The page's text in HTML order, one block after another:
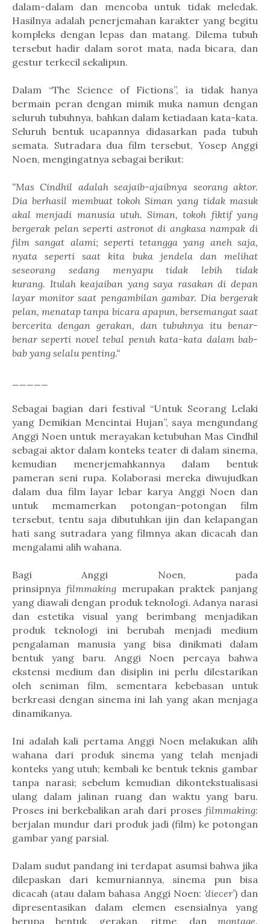
dalam-dalam dan mencoba untuk tidak meledak.
Hasilnya adalah penerjemahan karakter yang begitu
kompleks dengan lepas dan matang. Dilema tubuh
tersebut hadir dalam sorot mata, nada bicara, dan
gestur terkecil sekalipun.
Dalam “The Science of Fictions”, ia tidak hanya
bermain peran dengan mimik muka namun dengan
seluruh tubuhnya, bahkan dalam ketiadaan kata-kata.
Seluruh bentuk ucapannya didasarkan pada tubuh
semata. Sutradara dua film tersebut, Yosep Anggi
Noen, mengingatnya sebagai berikut:
“Mas Cindhil adalah seajaib-ajaibnya seorang aktor.
Dia berhasil membuat tokoh Siman yang tidak masuk
akal menjadi manusia utuh. Siman, tokoh fiktif yang
bergerak pelan seperti astronot di angkasa nampak di
film sangat alami; seperti tetangga yang aneh saja,
nyata seperti saat kita buka jendela dan melihat
seseorang sedang menyapu tidak lebih tidak
kurang. Itulah keajaiban yang saya rasakan di depan
layar monitor saat pengambilan gambar. Dia bergerak
pelan, menatap tanpa bicara apapun, bersemangat saat
bercerita dengan gerakan, dan tubuhnya itu benar-
benar seperti novel tebal penuh kata-kata dalam bab-
bab yang selalu penting.“
Sebagai bagian dari festival “Untuk Seorang Lelaki
yang Demikian Mencintai Hujan”, saya mengundang
Anggi Noen untuk merayakan ketubuhan Mas Cindhil
sebagai aktor dalam konteks teater di dalam sinema,
kemudian menerjemahkannya dalam bentuk
pameran seni rupa. Kolaborasi mereka diwujudkan
dalam dua film layar lebar karya Anggi Noen dan
untuk memamerkan potongan-potongan film
tersebut, tentu saja dibutuhkan ijin dan kelapangan
hati sang sutradara yang filmnya akan dicacah dan
mengalami alih wahana.
Bagi Anggi Noen, pada
prinsipnya filmmakingmerupakan praktek panjang
yang diawali dengan produk teknologi. Adanya narasi
dan estetika visual yang berimbang menjadikan
produk teknologi ini berubah menjadi medium
pengalaman manusia yang bisa dinikmati dalam
bentuk yang baru. Anggi Noen percaya bahwa
ekstensi medium dan disiplin ini perlu dilestarikan
oleh seniman film, sementara kebebasan untuk
berkreasi dengan sinema ini lah yang akan menjaga
dinamikanya.
Ini adalah kali pertama Anggi Noen melakukan alih
wahana dari produk sinema yang telah menjadi
konteks yang utuh; kembali ke bentuk teknis gambar
tanpa narasi; sebelum kemudian dikontekstualisasi
ulang dalam jalinan ruang dan waktu yang baru.
Proses ini berkebalikan arah dari proses filmmaking:
berjalan mundur dari produk jadi (film) ke potongan
gambar yang parsial.
Dalam sudut pandang ini terdapat asumsi bahwa jika
dilepaskan dari kemurniannya, sinema pun bisa
dicacah (atau dalam bahasa Anggi Noen: ‘diecer’) dan
dipresentasikan dalam elemen esensialnya yang
berupa bentuk, gerakan, ritme, dan montage.